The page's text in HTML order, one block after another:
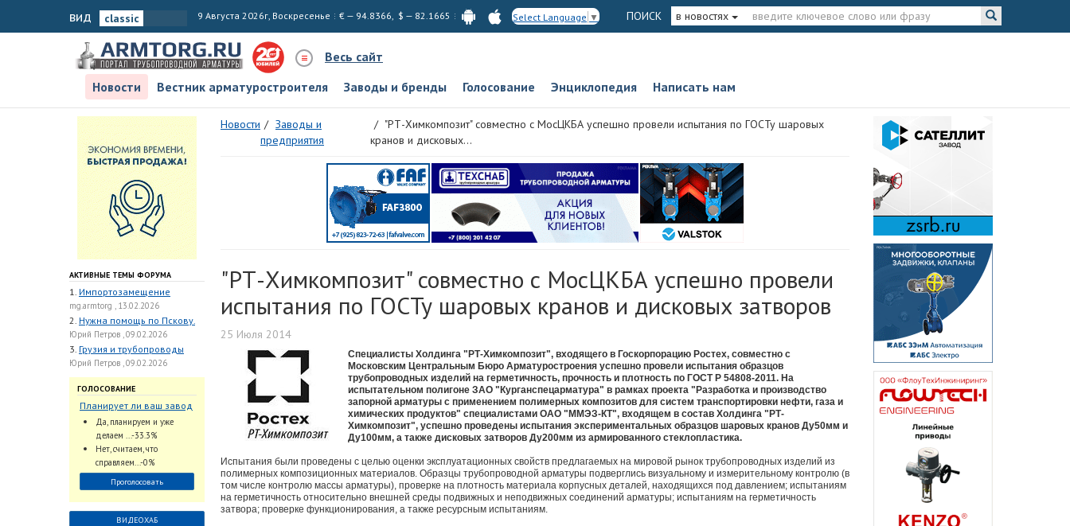
вид 9 Августа 2026г, Воскресенье € — 94.8366, $ — 82.1665 Select Language ▼ ПОИСК в новостях
Весь сайт
Новости
Вестник арматуростроителя Заводы и бренды Голосование Энциклопедия Написать нам
АКТИВНЫЕ ТЕМЫ ФОРУМА
1. Импортозамещение
mg.armtorg , 13.02.2026
2. Нужна помощь по Пскову.
Юрий Петров , 09.02.2026
3. Грузия и трубопроводы
Юрий Петров , 09.02.2026
ГОЛОСОВАНИЕ
Планирует ли ваш завод
использовать
промышленный
интеллект и цифровые
заказы для ускорения
обработки заказов и
оперативной отгрузки
продукции конечному
потребителю?
Да, планируем и уже
делаем ...-33.3%
Нет, считаем, что
справляем...-0%
Проголосовать
ВИДЕОХАБ
Новости
Заводы и
предприятия
"РТ-Химкомпозит" совместно с МосЦКБА успешно провели испытания по ГОСТу шаровых
кранов и дисковых...
"РТ-Химкомпозит" совместно с МосЦКБА успешно провели
испытания по ГОСТу шаровых кранов и дисковых затворов
25 Июля 2014
Специалисты Холдинга "РТ-Химкомпозит", входящего в Госкорпорацию Ростех, совместно с
Московским Центральным Бюро Арматуростроения успешно провели испытания образцов
трубопроводных изделий на герметичность, прочность и плотность по ГОСТ Р 54808-2011. На
испытательном полигоне ЗАО "Курганспецарматура" в рамках проекта "Разработка и производство
запорной арматуры с применением полимерных композитов для систем транспортировки нефти, газа и
химических продуктов" специалистами ОАО "ММЭЗ-КТ", входящем в состав Холдинга "РТ-
Химкомпозит", успешно проведены испытания экспериментальных образцов шаровых кранов Ду50мм и
Ду100мм, а также дисковых затворов Ду200мм из армированного стеклопластика.
Испытания были проведены с целью оценки эксплуатационных свойств предлагаемых на мировой рынок трубопроводных изделий из
полимерных композиционных материалов. Образцы трубопроводной арматуры подверглись визуальному и измерительному контролю (в
том числе контролю массы арматуры), проверке на плотность материала корпусных деталей, находящихся под давлением; испытаниям
на герметичность относительно внешней среды подвижных и неподвижных соединений арматуры; испытаниям на герметичность
затвора; проверке функционирования, а также ресурсным испытаниям.